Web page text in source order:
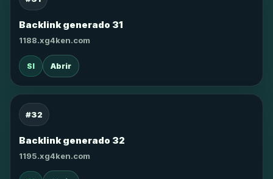
Backlink generado 31
1188.xg4ken.com
SI Abrir
#32
Backlink generado 32
1195.xg4ken.com